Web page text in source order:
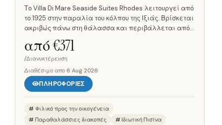
Το Villa Di Mare Seaside Suites Rhodes λειτουργεί από
το 1925 στην παραλία του κόλπου της Ιξιάς. Βρίσκεται
ακριβώς πάνω στη θάλασσα και περιβάλλεται από
όμορφο κήπο με μεγάλη πισίνα. Οι νεότερες σουίτες
διαθέτουν...
από €371
/Διανυκτέρευση
Διαθέσιμο απο 6 Aug 2026
ΠΛΗΡΟΦΟΡΊΕΣ
Φιλικό προς την οικογένεια
Παραθαλάσσιες διακοπές
Ιδιωτική Πισίνα